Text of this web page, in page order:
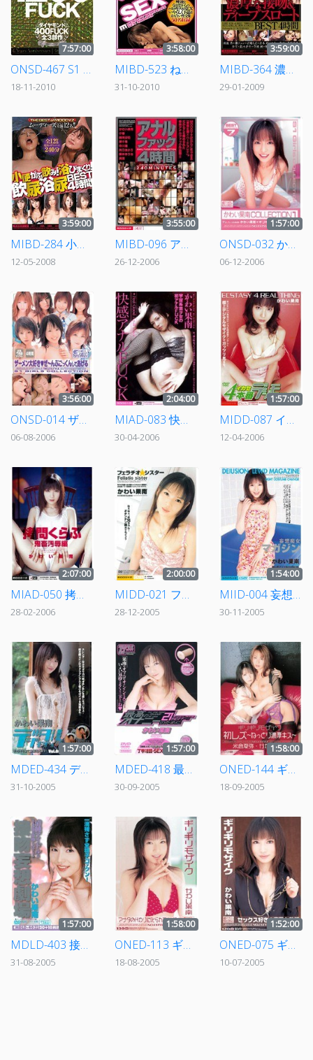
7:57:00
ONSD-467 S1 6周年記念 コンプリートベスト1200FUCK ダイヤモンド
18-11-2010
3:58:00
MIBD-523 ね～っとりベロキスSEX4時間
31-10-2010
3:59:00
MIBD-364 濃厚な接吻＆ディープスロートBEST4時間
29-01-2009
3:59:00
MIBD-284 小便がぶ飲み！浴びまくり！飲尿欲尿BEST4時間
12-05-2008
3:55:00
MIBD-096 アナルファック4時間
26-12-2006
1:57:00
ONSD-032 かわい果南×ギリギリモザイク かわい果南COLLECTION 1
06-12-2006
3:56:00
ONSD-014 ザーメン大好き ぜ～んぶごっくんしてあげる
06-08-2006
2:04:00
MIAD-083 快感アナルFUCK かわい果南
30-04-2006
1:57:00
MIDD-087 イカセ4本番 デジタルモザイク かわい果南
12-04-2006
2:07:00
MIAD-050 拷問くらぶ 鬼畜汚辱編 かわい果南
28-02-2006
2:00:00
MIDD-021 フェラチオ★シスター かわい果南
28-12-2005
1:54:00
MIID-004 妄想痴女マガジン かわい果南
30-11-2005
1:57:00
MDED-434 デジタルモザイク Vol.081 かわい果南
31-10-2005
1:57:00
MDED-418 最高のオナニーのために 21世紀オナニー かわい果南
30-09-2005
1:58:00
ONED-144 ギリギリモザイク 初レズ～ねっとり濃厚キス～
18-09-2005
1:57:00
MDLD-403 接吻妄想劇場5
31-08-2005
1:58:00
ONED-113 ギリギリモザイク かわい果南 アナタの代わりに叱られてあげる
18-08-2005
1:52:00
ONED-075 ギリギリモザイク かわい果南 セックス好きの変態女教師
10-07-2005